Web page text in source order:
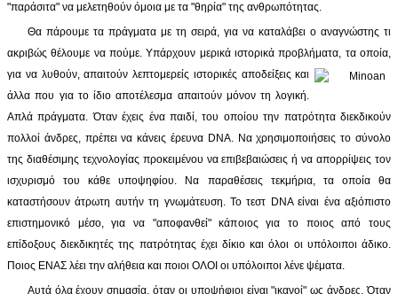
"παράσιτα" να μελετηθούν όμοια με τα "θηρία" της ανθρωπότητας.
Θα πάρουμε τα πράγματα με τη σειρά, για να καταλάβει ο αναγνώστης τι
ακριβώς θέλουμε να πούμε. Υπάρχουν μερικά ιστορικά προβλήματα, τα οποία,
για να λυθούν, απαιτούν λεπτομερείς ιστορικές αποδείξεις και
άλλα που για το ίδιο αποτέλεσμα απαιτούν μόνον τη λογική.
Απλά πράγματα. Όταν έχεις ένα παιδί, του οποίου την πατρότητα διεκδικούν
πολλοί άνδρες, πρέπει να κάνεις έρευνα DNA. Να χρησιμοποιήσεις το σύνολο
της διαθέσιμης τεχνολογίας προκειμένου να επιβεβαιώσεις ή να απορρίψεις τον
ισχυρισμό του κάθε υποψηφίου. Να παραθέσεις τεκμήρια, τα οποία θα
καταστήσουν άτρωτη αυτήν τη γνωμάτευση. Το τεστ DNA είναι ένα αξιόπιστο
επιστημονικό μέσο, για να "αποφανθεί" κάποιος για το ποιος από τους
επίδοξους διεκδικητές της πατρότητας έχει δίκιο και όλοι οι υπόλοιποι άδικο.
Ποιος ΕΝΑΣ λέει την αλήθεια και ποιοι ΟΛΟΙ οι υπόλοιποι λένε ψέματα.
Αυτά όλα έχουν σημασία, όταν οι υποψήφιοι είναι "ικανοί" ως άνδρες. Όταν